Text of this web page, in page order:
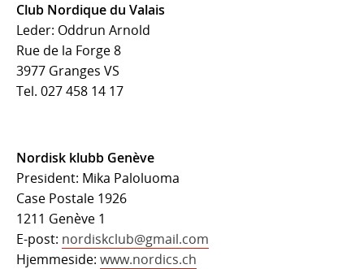
Club Nordique du Valais
Leder: Oddrun Arnold
Rue de la Forge 8
3977 Granges VS
Tel. 027 458 14 17
Nordisk klubb Genève
President: Mika Paloluoma
Case Postale 1926
1211 Genève 1
E-post: nordiskclub@gmail.com
Hjemmeside: www.nordics.ch